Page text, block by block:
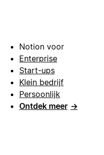
Notion voor
Enterprise
Start-ups
Klein bedrijf
Persoonlijk
Ontdek meer →